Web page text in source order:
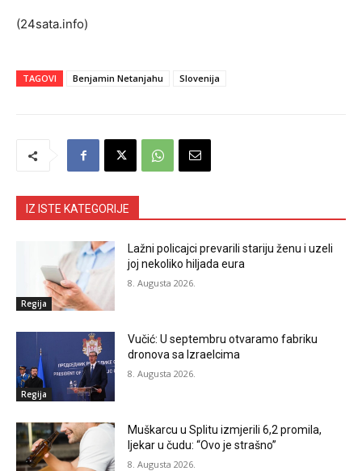
(24sata.info)
TAGOVI Benjamin Netanjahu Slovenija
IZ ISTE KATEGORIJE
Regija
Lažni policajci prevarili stariju ženu i uzeli
joj nekoliko hiljada eura
8. Augusta 2026.
Regija
Vučić: U septembru otvaramo fabriku
dronova sa Izraelcima
8. Augusta 2026.
Muškarcu u Splitu izmjerili 6,2 promila,
ljekar u čudu: “Ovo je strašno”
8. Augusta 2026.